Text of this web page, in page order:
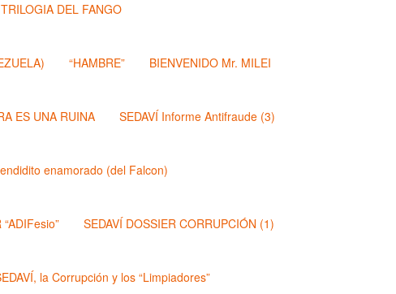
DEL FANGO
“HAMBRE” BIENVENIDO Mr. MILEI
ES UNA RUINA SEDAVÍ Informe Antifraude (3)
enamorado (del Falcon)
SEDAVÍ DOSSIER CORRUPCIÓN (1)
la Corrupción y los “Limpiadores”